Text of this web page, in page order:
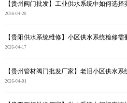
2026-04-28
2026-04-17
2026-04-01